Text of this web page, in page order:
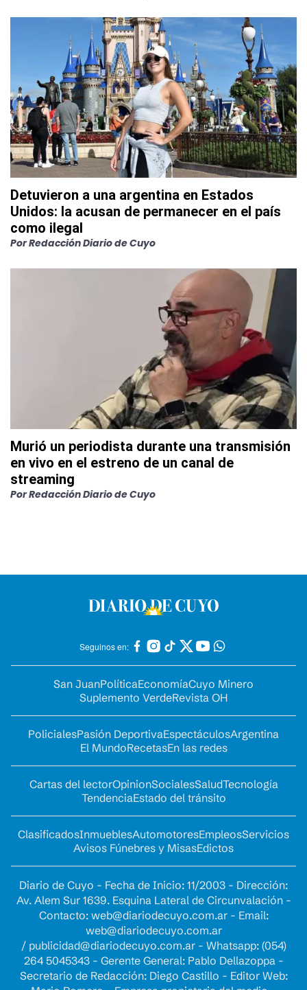
Detuvieron a una argentina en Estados
Unidos: la acusan de permanecer en el país
como ilegal
PorRedacción Diario de Cuyo
Murió un periodista durante una transmisión
en vivo en el estreno de un canal de
streaming
PorRedacción Diario de Cuyo
Seguinos en:
San JuanPolíticaEconomíaCuyo Minero
Suplemento VerdeRevista OH
PolicialesPasión DeportivaEspectáculosArgentina
El MundoRecetasEn las redes
Cartas del lectorOpinionSocialesSaludTecnología
TendenciaEstado del tránsito
ClasificadosInmueblesAutomotoresEmpleosServicios
Avisos Fúnebres y MisasEdictos
Diario de Cuyo - Fecha de Inicio: 11/2003 - Dirección:
Av. Alem Sur 1639. Esquina Lateral de Circunvalación -
Contacto: web@diariodecuyo.com.ar- Email:
web@diariodecuyo.com.ar
/ publicidad@diariodecuyo.com.ar- Whatsapp: (054)
264 5045343 - Gerente General: Pablo Dellazoppa -
Secretario de Redacción: Diego Castillo - Editor Web: